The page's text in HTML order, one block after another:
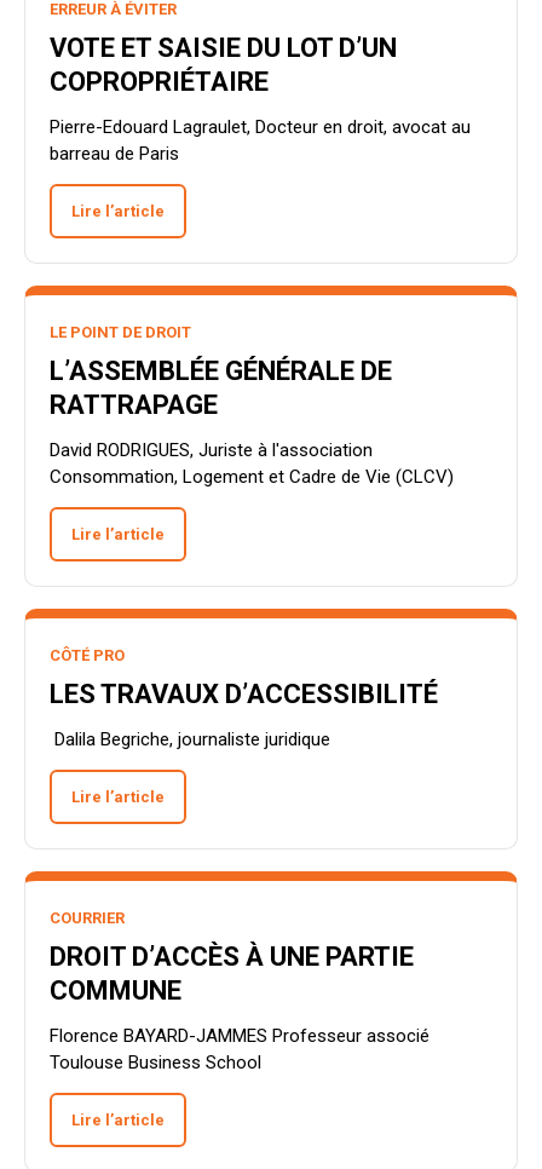
ERREUR À ÉVITER
VOTE ET SAISIE DU LOT D’UN
COPROPRIÉTAIRE
Pierre-Edouard Lagraulet, Docteur en droit, avocat au
barreau de Paris
Lire l’article
LE POINT DE DROIT
L’ASSEMBLÉE GÉNÉRALE DE
RATTRAPAGE
David RODRIGUES, Juriste à l'association
Consommation, Logement et Cadre de Vie (CLCV)
Lire l’article
CÔTÉ PRO
LES TRAVAUX D’ACCESSIBILITÉ
Dalila Begriche, journaliste juridique
Lire l’article
COURRIER
DROIT D’ACCÈS À UNE PARTIE
COMMUNE
Florence BAYARD-JAMMES Professeur associé
Toulouse Business School
Lire l’article